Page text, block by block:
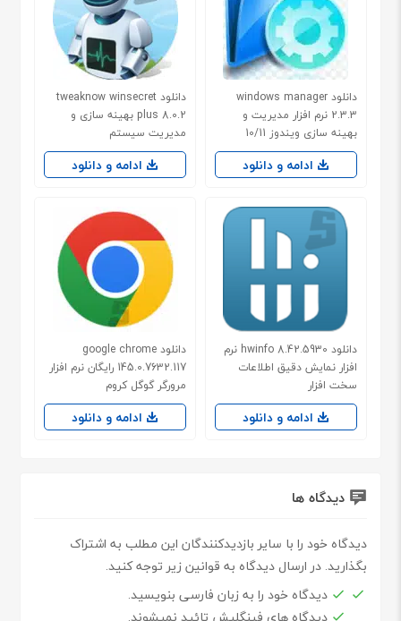
دانلود windows manager
2.3.3 نرم افزار مدیریت و
بهینه سازی ویندوز 10/11
ادامه و دانلود
دانلود tweaknow winsecret
plus 8.0.2 بهینه سازی و
مدیریت سیستم
ادامه و دانلود
دانلود hwinfo 8.42.5930 نرم
افزار نمایش دقیق اطلاعات
سخت افزار
ادامه و دانلود
دانلود google chrome
145.0.7632.117 رایگان نرم افزار
مرورگر گوگل کروم
ادامه و دانلود
دیدگاه ها
دیدگاه خود را با سایر بازدیدکنندگان این مطلب به اشتراک
بگذارید. در ارسال دیدگاه به قوانین زیر توجه کنید.
دیدگاه خود را به زبان فارسی بنویسید.